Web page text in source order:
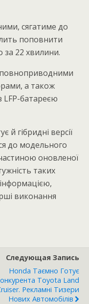
сягатиме до
поповнити
за 22 хвилини.
повноприводними
а також
LFP-батареєю
й гібридні версії
до модельного
оновленої
таких
виконання
Следующая Запись
Honda Таємно Готує
Toyota Land
Рекламні Тизери
Нових Автомобілів